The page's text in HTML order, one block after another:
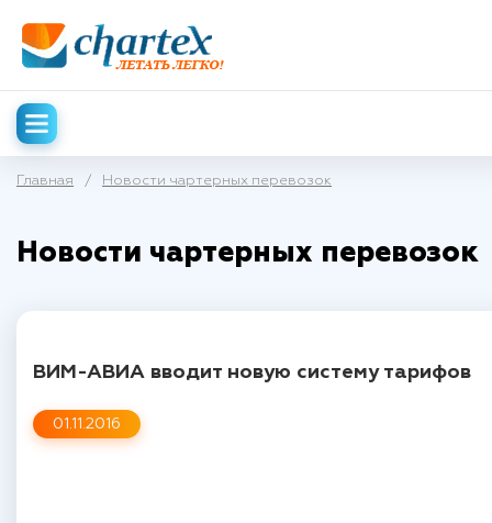
Главная / Новости чартерных перевозок
Новости чартерных перевозок
01.11.2016
ВИМ-АВИА вводит новую систему тарифов